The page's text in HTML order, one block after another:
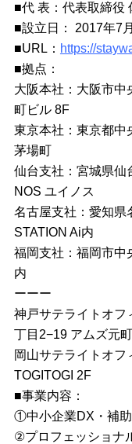
■代 表：代表取締役
■設立日： 2017年7
■URL： https://
■拠点：
大阪本社：大阪市中
町ビル 8F
東京本社：東京都中
茅場町
仙台支社：宮城県仙
NOS ユイノス
名古屋支社：愛知県
STATION Ai内
福岡支社：福岡市中
内
ーーー
神戸サテライトオフ
丁目2−19 アムズ元
岡山サテライトオ
TOGITOGI 2F
■事業内容：
①中小企業DX・補
②プロフェッショナ